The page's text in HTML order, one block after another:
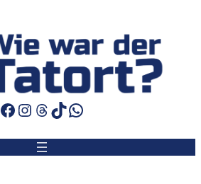
Facebook
Instagram
Threads
TikTok
WhatsApp